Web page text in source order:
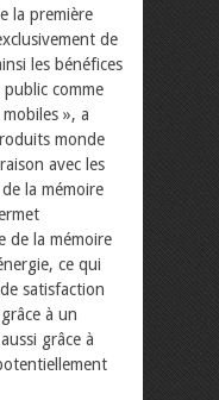
la première
de
les bénéfices
comme
», a
monde
avec les
la mémoire
de la mémoire
ce qui
satisfaction
à un
grâce à